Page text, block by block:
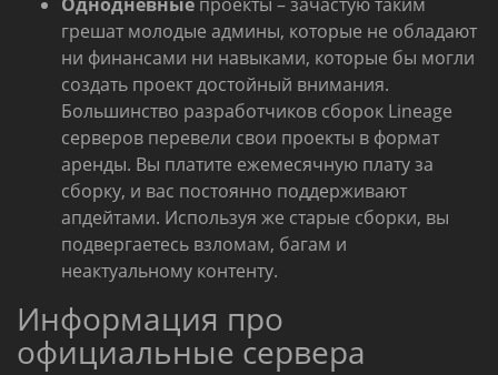
грешат молодые админы, которые не обладают
ни финансами ни навыками, которые бы могли
создать проект достойный внимания.
Большинство разработчиков сборок Lineage
серверов перевели свои проекты в формат
аренды. Вы платите ежемесячную плату за
сборку, и вас постоянно поддерживают
апдейтами. Используя же старые сборки, вы
подвергаетесь взломам, багам и
неактуальному контенту.
Информация про
официальные сервера